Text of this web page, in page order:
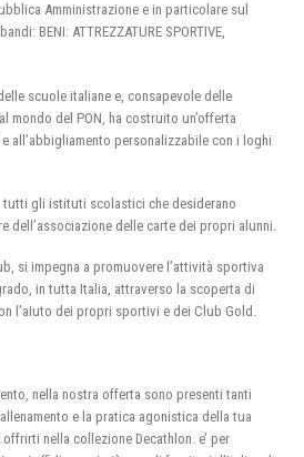
Amministrazione e in particolare sul
BENI: ATTREZZATURE SPORTIVE,
scuole italiane e, consapevole delle
mondo del PON, ha costruito un’offerta
all’abbigliamento personalizzabile con i loghi
tutti gli istituti scolastici che desiderano
dell’associazione delle carte dei propri alunni.
si impegna a promuovere l’attività sportiva
in tutta Italia, attraverso la scoperta di
l’aiuto dei propri sportivi e dei Club Gold.
nella nostra offerta sono presenti tanti
e la pratica agonistica della tua
nella collezione Decathlon. e’ per